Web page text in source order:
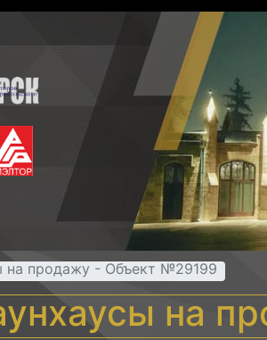
на продажу - Объект №29199
на